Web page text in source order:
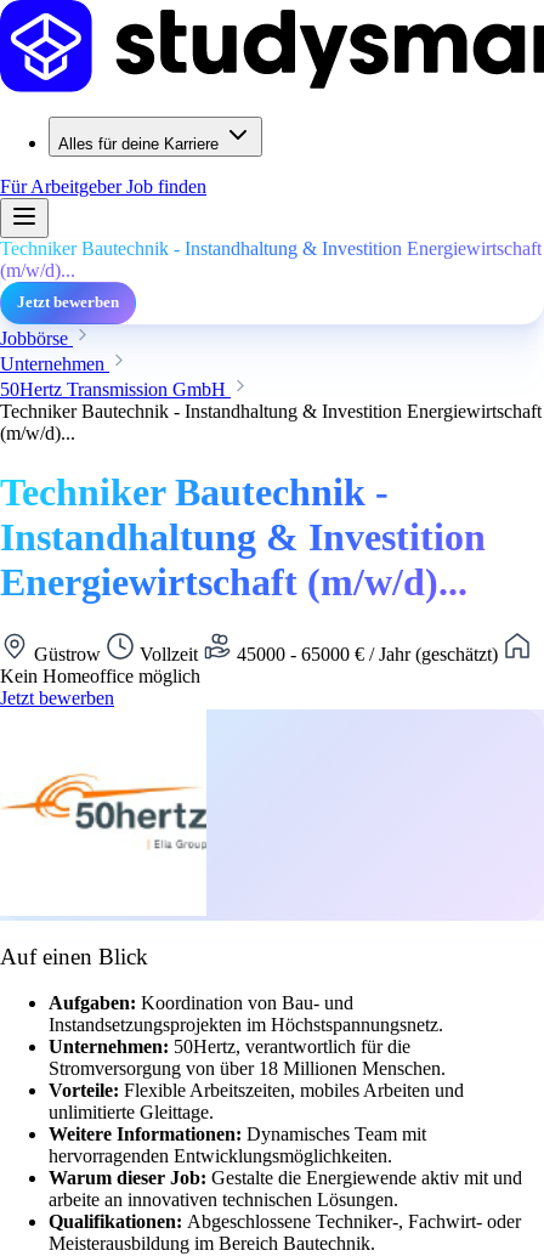
Alles für deine Karriere
Für ArbeitgeberJob finden
Techniker Bautechnik - Instandhaltung & Investition Energiewirtschaft
(m/w/d)...
Jetzt bewerben
Jobbörse
Unternehmen
50Hertz Transmission GmbH
Techniker Bautechnik - Instandhaltung & Investition Energiewirtschaft
(m/w/d)...
Techniker Bautechnik -
Instandhaltung & Investition
Energiewirtschaft (m/w/d)...
Güstrow Vollzeit
45000 - 65000 € / Jahr (geschätzt)
Kein Homeoffice möglich
Jetzt bewerben
Auf einen Blick
Aufgaben: Koordination von Bau- und
Instandsetzungsprojekten im Höchstspannungsnetz.
Unternehmen: 50Hertz, verantwortlich für die
Stromversorgung von über 18 Millionen Menschen.
Vorteile: Flexible Arbeitszeiten, mobiles Arbeiten und
unlimitierte Gleittage.
Weitere Informationen: Dynamisches Team mit
hervorragenden Entwicklungsmöglichkeiten.
Warum dieser Job: Gestalte die Energiewende aktiv mit und
arbeite an innovativen technischen Lösungen.
Qualifikationen: Abgeschlossene Techniker-, Fachwirt- oder
Meisterausbildung im Bereich Bautechnik.